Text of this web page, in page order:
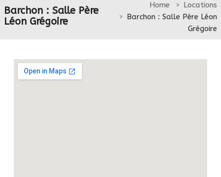
Barchon : Salle Père
Léon Grégoire
Home
Locations
Barchon : Salle Père Léon
Grégoire